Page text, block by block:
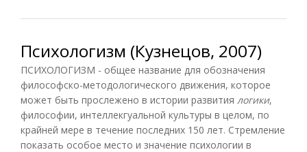
Психологизм (Кузнецов, 2007)
ПСИХОЛОГИЗМ - общее название для обозначения
философско-методологического движения, которое
может быть прослежено в истории развития логики,
философии, интеллекгуальной культуры в целом, по
крайней мере в течение последних 150 лет. Стремление
показать особое место и значение психологии в